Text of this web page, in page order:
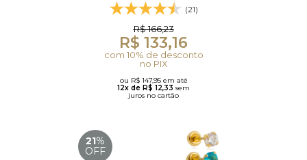
(21)
R$ 166,23
R$ 133,16
com 10% de desconto
no PIX
ou R$ 147,95 em até
12x de R$ 12,33 sem
juros no cartão
21%
OFF